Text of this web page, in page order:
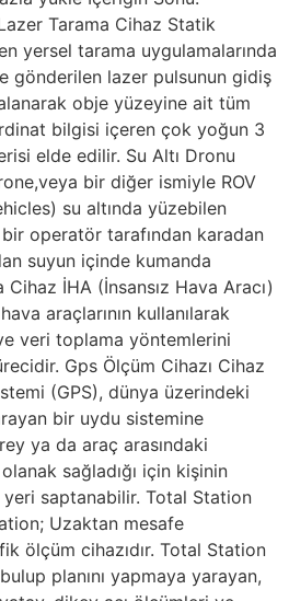
Tarama Cihaz Statik
yersel tarama uygulamalarında
gönderilen lazer pulsunun gidiş
obje yüzeyine ait tüm
bilgisi içeren çok yoğun 3
elde edilir. Su Altı Dronu
bir diğer ismiyle ROV
su altında yüzebilen
operatör tarafından karadan
suyun içinde kumanda
İHA (İnsansız Hava Aracı)
araçlarının kullanılarak
veri toplama yöntemlerini
Gps Ölçüm Cihazı Cihaz
(GPS), dünya üzerindeki
bir uydu sistemine
ya da araç arasındaki
sağladığı için kişinin
saptanabilir. Total Station
Uzaktan mesafe
ölçüm cihazıdır. Total Station
planını yapmaya yarayan,